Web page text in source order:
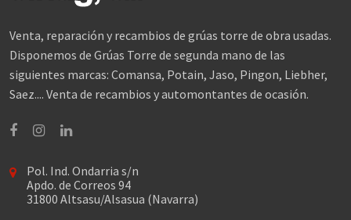
Venta, reparación y recambios de grúas torre de obra usadas.
Disponemos de Grúas Torre de segunda mano de las
siguientes marcas: Comansa, Potain, Jaso, Pingon, Liebher,
Saez.... Venta de recambios y automontantes de ocasión.
Facebook
InstagramLinkedin
Pol. Ind. Ondarria s/n
Apdo. de Correos 94
31800 Altsasu/Alsasua (Navarra)